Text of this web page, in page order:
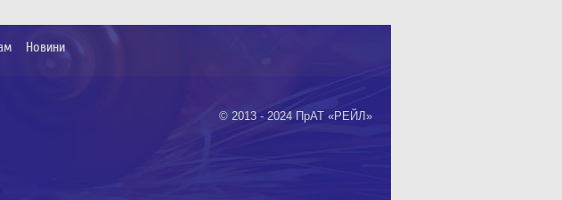
Новини
© 2013 - 2024 ПрАТ «РЕЙЛ»